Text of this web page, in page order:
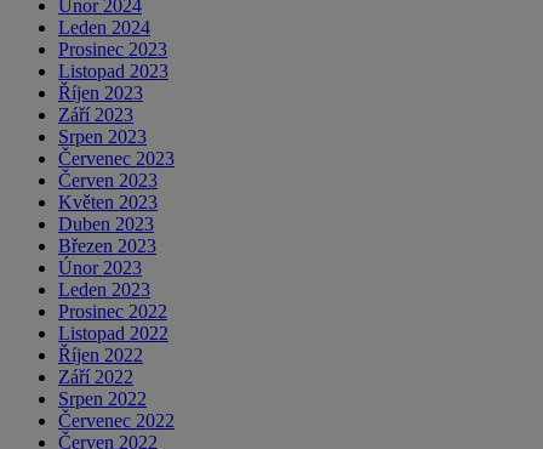
Únor 2024
Leden 2024
Prosinec 2023
Listopad 2023
Říjen 2023
Září 2023
Srpen 2023
Červenec 2023
Červen 2023
Květen 2023
Duben 2023
Březen 2023
Únor 2023
Leden 2023
Prosinec 2022
Listopad 2022
Říjen 2022
Září 2022
Srpen 2022
Červenec 2022
Červen 2022